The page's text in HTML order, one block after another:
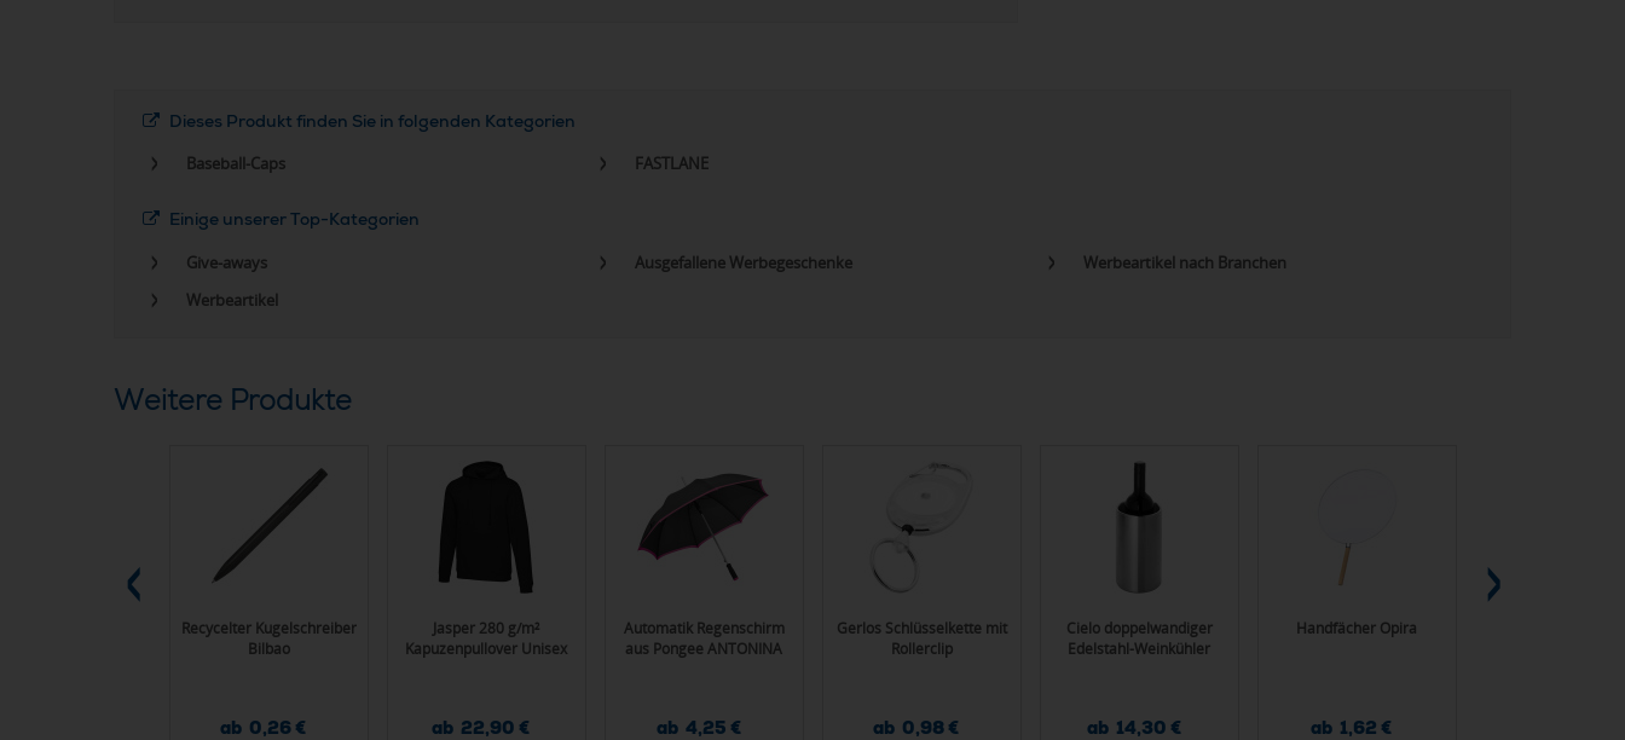
Dieses Produkt finden Sie in folgenden Kategorien
Baseball-Caps
FASTLANE
Einige unserer Top-Kategorien
Give-aways
Ausgefallene Werbegeschenke
Werbeartikel nach Branchen
Werbeartikel
Weitere Produkte
Recycelter Kugelschreiber
Bilbao
ab 0,26 €
Jasper 280 g/m²
Kapuzenpullover Unisex
ab 22,90 €
Automatik Regenschirm
aus Pongee ANTONINA
ab 4,25 €
Gerlos Schlüsselkette mit
Rollerclip
ab 0,98 €
Cielo doppelwandiger
Edelstahl-Weinkühler
ab 14,30 €
Handfächer Opira
ab 1,62 €